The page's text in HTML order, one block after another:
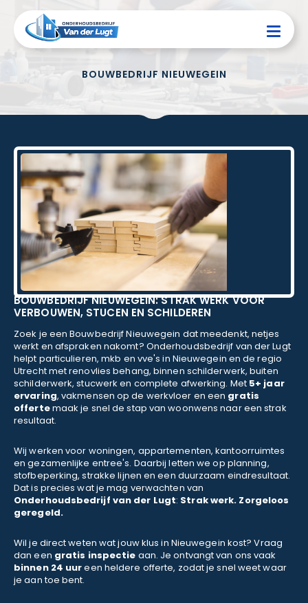
BOUWBEDRIJF NIEUWEGEIN
BOUWBEDRIJF NIEUWEGEIN: STRAK WERK VOOR
VERBOUWEN, STUCEN EN SCHILDEREN
Zoek je een Bouwbedrijf Nieuwegein dat meedenkt, netjes
werkt en afspraken nakomt? Onderhoudsbedrijf van der Lugt
helpt particulieren, mkb en vve's in Nieuwegein en de regio
Utrecht met renovlies behang, binnen schilderwerk, buiten
schilderwerk, stucwerk en complete afwerking. Met 5+ jaar
ervaring, vakmensen op de werkvloer en een gratis
offertemaak je snel de stap van woonwens naar een strak
resultaat.
Wij werken voor woningen, appartementen, kantoorruimtes
en gezamenlijke entree's. Daarbij letten we op planning,
stofbeperking, strakke lijnen en een duurzaam eindresultaat.
Dat is precies wat je mag verwachten van
Onderhoudsbedrijf van der Lugt: Strak werk. Zorgeloos
geregeld.
Wil je direct weten wat jouw klus in Nieuwegein kost? Vraag
dan een gratis inspectie aan. Je ontvangt van ons vaak
binnen 24 uureen heldere offerte, zodat je snel weet waar
je aan toe bent.